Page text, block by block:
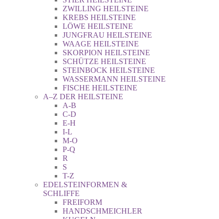
ZWILLING HEILSTEINE
KREBS HEILSTEINE
LÖWE HEILSTEINE
JUNGFRAU HEILSTEINE
WAAGE HEILSTEINE
SKORPION HEILSTEINE
SCHÜTZE HEILSTEINE
STEINBOCK HEILSTEINE
WASSERMANN HEILSTEINE
FISCHE HEILSTEINE
A–Z DER HEILSTEINE
A-B
C-D
E-H
I-L
M-O
P-Q
R
S
T-Z
EDELSTEINFORMEN &
SCHLIFFE
FREIFORM
HANDSCHMEICHLER